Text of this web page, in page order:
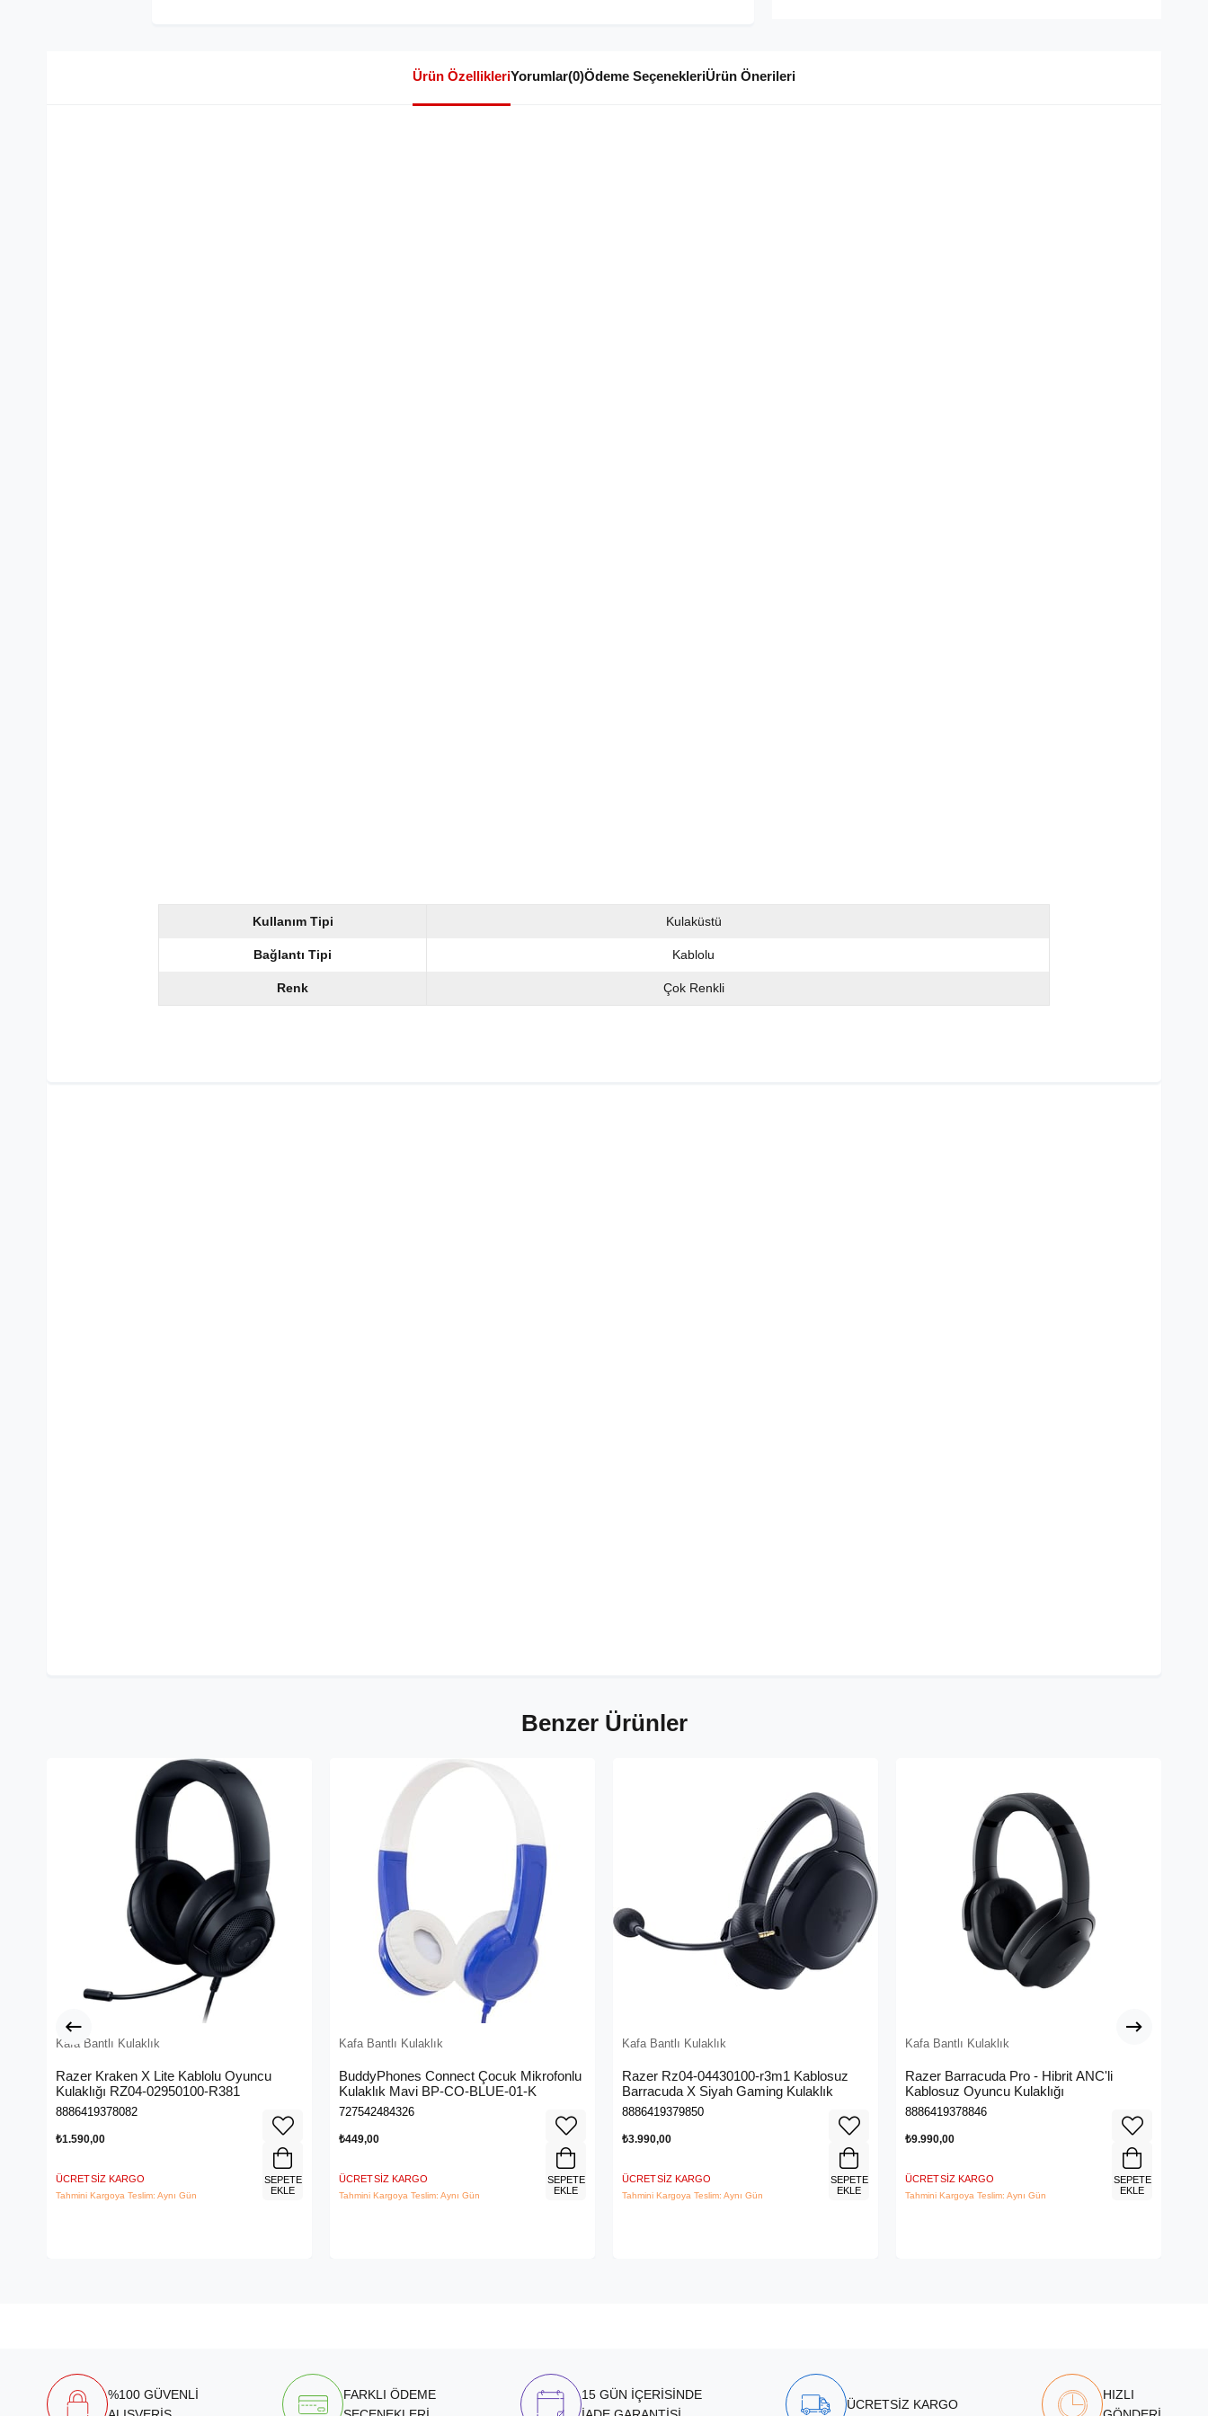
Ürün ÖzellikleriYorumlar(0)Ödeme SeçenekleriÜrün Önerileri
Kullanım Tipi Kulaküstü
Bağlantı Tipi Kablolu
Renk Çok Renkli
Benzer Ürünler
Kafa Bantlı Kulaklık
Razer Kraken X Lite Kablolu Oyuncu
Kulaklığı RZ04-02950100-R381
8886419378082
₺1.590,00
ÜCRETSIZ KARGO
Tahmini Kargoya Teslim: Aynı Gün
SEPETE
EKLE
Kafa Bantlı Kulaklık
BuddyPhones Connect Çocuk Mikrofonlu
Kulaklık Mavi BP-CO-BLUE-01-K
727542484326
₺449,00
ÜCRETSIZ KARGO
Tahmini Kargoya Teslim: Aynı Gün
SEPETE
EKLE
Kafa Bantlı Kulaklık
Razer Rz04-04430100-r3m1 Kablosuz
Barracuda X Siyah Gaming Kulaklık
8886419379850
₺3.990,00
ÜCRETSIZ KARGO
Tahmini Kargoya Teslim: Aynı Gün
SEPETE
EKLE
Kafa Bantlı Kulaklık
Razer Barracuda Pro - Hibrit ANC'li
Kablosuz Oyuncu Kulaklığı
8886419378846
₺9.990,00
ÜCRETSIZ KARGO
Tahmini Kargoya Teslim: Aynı Gün
SEPETE
EKLE
%100 GÜVENLİ
FARKLI ÖDEME
15 GÜN İÇERİSİNDE
ÜCRETSİZ KARGO
HIZLI